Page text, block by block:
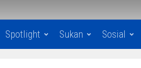
Spotlight Sukan Sosial